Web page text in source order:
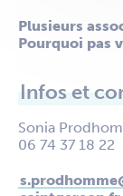
Plusieurs
Pourquoi pas
Infos et
Sonia
06 74 37 18 22